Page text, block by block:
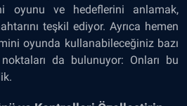
oyunu ve hedeflerini anlamak,
teşkil ediyor. Ayrıca hemen
oyunda kullanabileceğiniz bazı
da bulunuyor: Onları bu